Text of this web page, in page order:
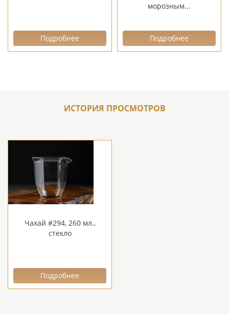
Подробнее
морозным...
Подробнее
ИСТОРИЯ ПРОСМОТРОВ
Чахай #294, 260 мл.,
стекло
Подробнее